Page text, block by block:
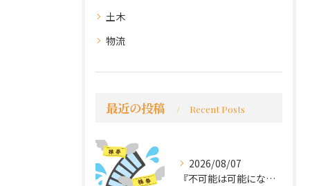
土木
物流
最近の投稿 Recent Posts
2026/08/07
『不可能は可能になる』